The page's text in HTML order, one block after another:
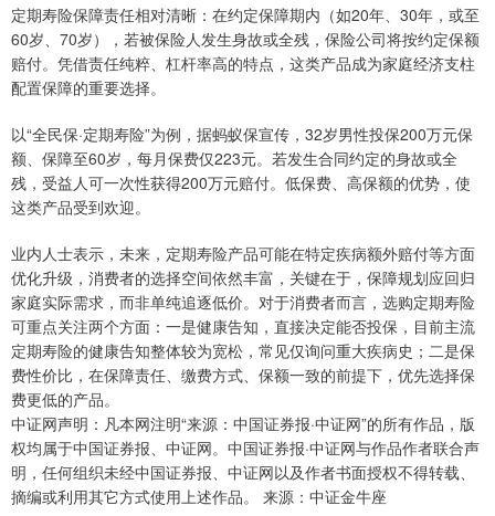
定期寿险保障责任相对清晰：在约定保障期内（如20年、30年，或至
60岁、70岁），若被保险人发生身故或全残，保险公司将按约定保额
赔付。凭借责任纯粹、杠杆率高的特点，这类产品成为家庭经济支柱
配置保障的重要选择。
以“全民保·定期寿险”为例，据蚂蚁保宣传，32岁男性投保200万元保
额、保障至60岁，每月保费仅223元。若发生合同约定的身故或全
残，受益人可一次性获得200万元赔付。低保费、高保额的优势，使
这类产品受到欢迎。
业内人士表示，未来，定期寿险产品可能在特定疾病额外赔付等方面
优化升级，消费者的选择空间依然丰富，关键在于，保障规划应回归
家庭实际需求，而非单纯追逐低价。对于消费者而言，选购定期寿险
可重点关注两个方面：一是健康告知，直接决定能否投保，目前主流
定期寿险的健康告知整体较为宽松，常见仅询问重大疾病史；二是保
费性价比，在保障责任、缴费方式、保额一致的前提下，优先选择保
费更低的产品。
中证网声明：凡本网注明“来源：中国证券报·中证网”的所有作品，版
权均属于中国证券报、中证网。中国证券报·中证网与作品作者联合声
明，任何组织未经中国证券报、中证网以及作者书面授权不得转载、
摘编或利用其它方式使用上述作品。 来源：中证金牛座